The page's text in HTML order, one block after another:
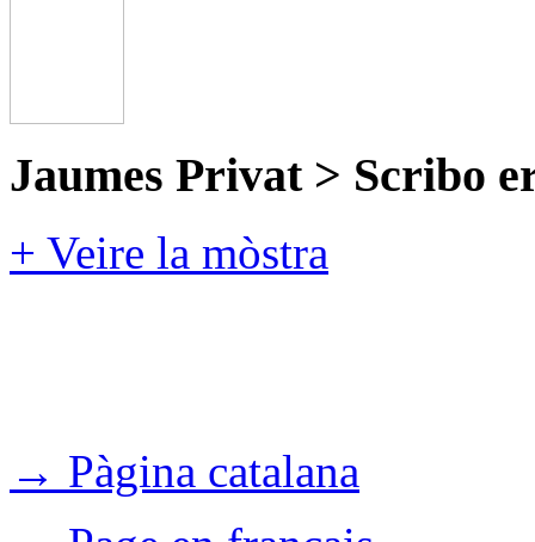
Jaumes Privat > Scribo
+ Veire la mòstra
→ Pàgina catalana